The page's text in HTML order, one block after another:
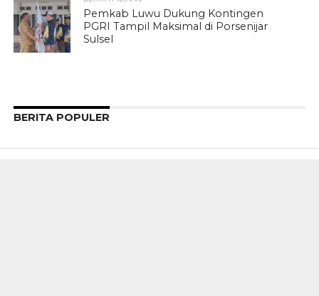
Pemkab Luwu Dukung Kontingen
PGRI Tampil Maksimal di Porsenijar
Sulsel
BERITA POPULER